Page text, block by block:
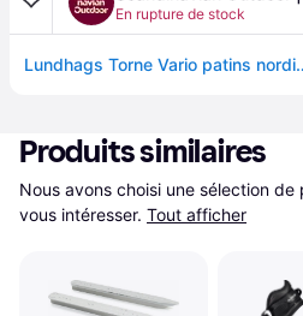
En rupture de stock
Lundhags
Produits similaires
Nous avons choisi une sélection
vous intéresser. Tout afficher